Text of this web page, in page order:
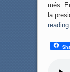
més.
la
reading